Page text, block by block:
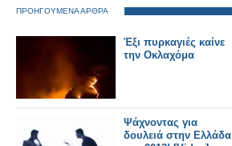
ΠΡΟΗΓΟΥΜΕΝΑ ΑΡΘΡΑ
Έξι πυρκαγιές καίνε
την Οκλαχόμα
Ψάχνοντας για
δουλειά στην Ελλάδα